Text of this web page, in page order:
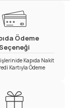
Ödeme
Kapıda Nakit
Kartıyla Ödeme